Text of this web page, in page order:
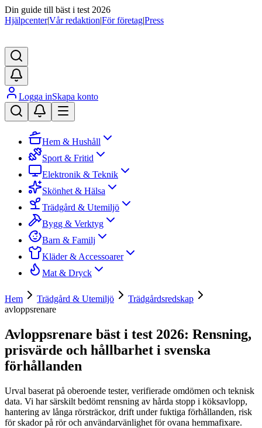
Din guide till bäst i test 2026
Hjälpcenter|Vår redaktion|För företag|Press
Logga inSkapa konto
Hem & Hushåll
Sport & Fritid
Elektronik & Teknik
Skönhet & Hälsa
Trädgård & Utemiljö
Bygg & Verktyg
Barn & Familj
Kläder & Accessoarer
Mat & Dryck
Hem Trädgård & Utemiljö
Trädgårdsredskap
avloppsrenare
Avloppsrenare bäst i test 2026: Rensning,
prisvärde och hållbarhet i svenska
förhållanden
Urval baserat på oberoende tester, verifierade omdömen och teknisk
data. Vi har särskilt bedömt rensning av hårda stopp i köksavlopp,
hantering av långa rörsträckor, drift under fuktiga förhållanden, risk
för skador på rör och användarvänlighet för ovana hemmafixare.